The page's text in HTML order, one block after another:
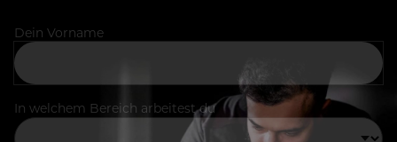
Dein Vorname
In welchem Bereich arbeitest du